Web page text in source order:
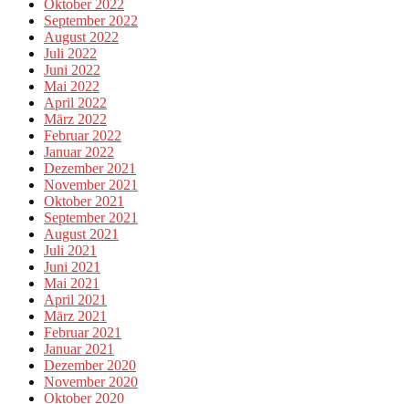
Oktober 2022
September 2022
August 2022
Juli 2022
Juni 2022
Mai 2022
April 2022
März 2022
Februar 2022
Januar 2022
Dezember 2021
November 2021
Oktober 2021
September 2021
August 2021
Juli 2021
Juni 2021
Mai 2021
April 2021
März 2021
Februar 2021
Januar 2021
Dezember 2020
November 2020
Oktober 2020